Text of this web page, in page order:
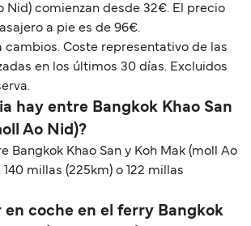
Nid) comienzan desde 32€. El precio
a pie es de 96€.
cambios. Coste representativo de las
en los últimos 30 días. Excluidos
hay entre Bangkok Khao San
Ao Nid)?
Bangkok Khao San y Koh Mak (moll Ao
140 millas (225km) o 122 millas
en coche en el ferry Bangkok